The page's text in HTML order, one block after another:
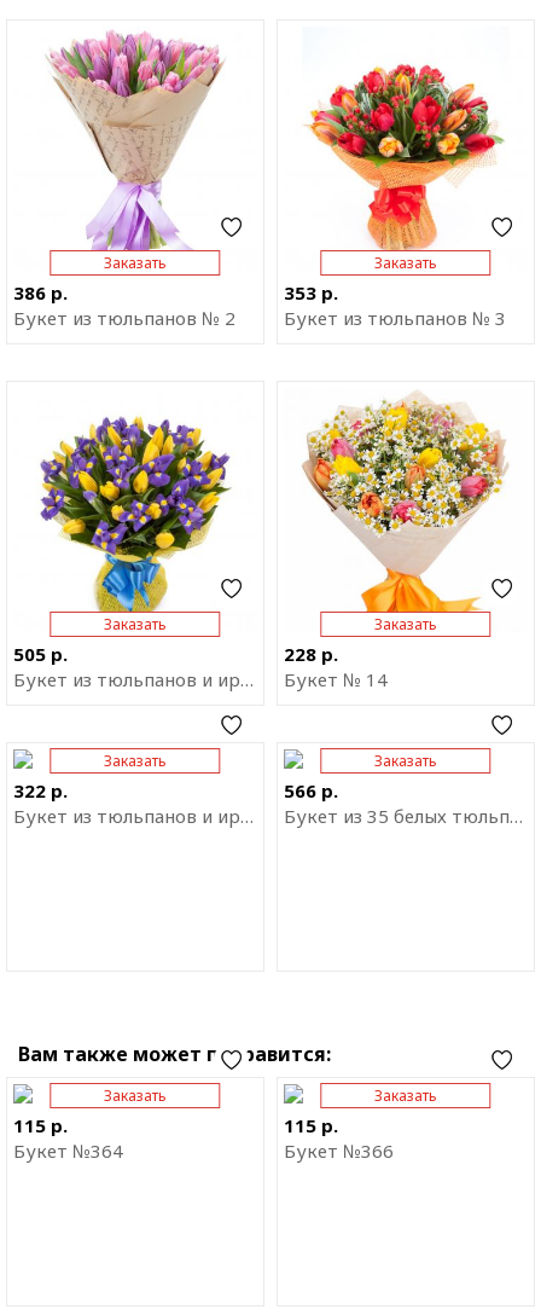
Заказать
353 р.
Букет из тюльпанов № 3
приложение
Заказать
386 р.
Букет из тюльпанов № 2
Отправить ссылку на
приложение
Заказать
228 р.
Букет № 14
Отправить ссылку на
приложение
Заказать
505 р.
Букет из тюльпанов и ирисов
приложение
Заказать
322 р.
Букет из тюльпанов и ирисов
Отправить ссылку на
Заказать
566 р.
Букет из 35 белых тюльпанов
Отправить ссылку на
Вам также может понравится:
Заказать
115 р.
Букет №364
Отправить ссылку на
Заказать
115 р.
Букет №366
Отправить ссылку на